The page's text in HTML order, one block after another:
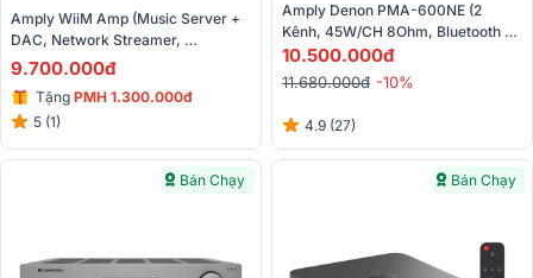
Amply WiiM Amp (Music Server +
DAC, Network Streamer,
Bluetooth, Wi-Fi, AirPlay 2,
9.700.000đ
Tặng PMH 1.300.000đ
5 (1)
Amply Denon PMA-600NE (2
Kênh, 45W/CH 8Ohm, Bluetooth
4.2)
10.500.000đ
11.680.000đ -10%
4.9 (27)
Bán Chạy Bán Chạy